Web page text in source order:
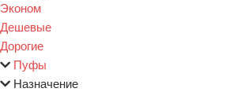
Эконом
Дешевые
Дорогие
Пуфы
Назначение